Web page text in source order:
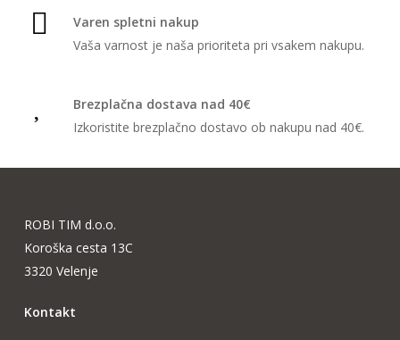
izdelka
Varen spletni nakup
Vaša varnost je naša prioriteta pri vsakem nakupu.
Brezplačna dostava nad 40€
Izkoristite brezplačno dostavo ob nakupu nad 40€.
ROBI TIM d.o.o.
Koroška cesta 13C
3320 Velenje
Kontakt